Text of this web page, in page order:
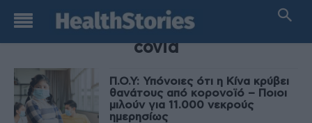
TAG
covid
Π.Ο.Υ: Υπόνοιες ότι η Κίνα κρύβει
θανάτους από κορονοϊό – Ποιοι
μιλούν για 11.000 νεκρούς
ημερησίως